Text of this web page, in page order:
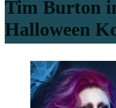
Tim Burton
Halloween